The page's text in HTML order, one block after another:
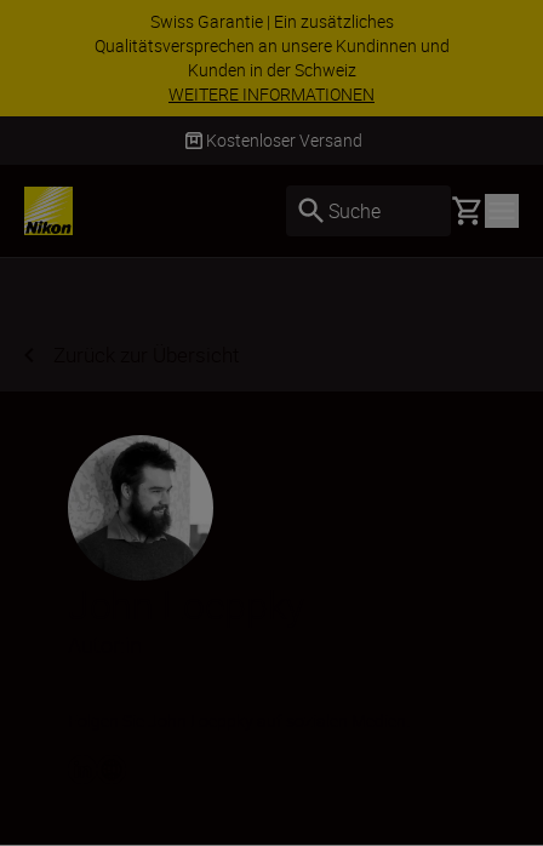
Swiss Garantie | Ein zusätzliches
Qualitätsversprechen an unsere Kundinnen und
Kunden in der Schweiz
WEITERE INFORMATIONEN
Kostenloser Versand
Suche Basket